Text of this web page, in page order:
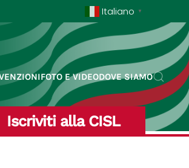
Italiano ▼
FOTO E VIDEODOVE SIAMO
Iscriviti alla CISL